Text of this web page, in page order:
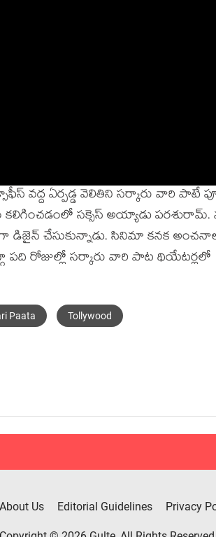
వద్ద ఏర్పడ్డ వెలితిని సర్కారు వారి పాటే
సక్సెస్ అయ్యాడు పరశురామ్.
డిజైన్ చేసుకున్నాడు. సినిమా కనక
పది రోజుల్లో సర్కారు వారి పాట థియేటర్లలో
Paata Tollywood
About Us Editorial Guidelines Privacy